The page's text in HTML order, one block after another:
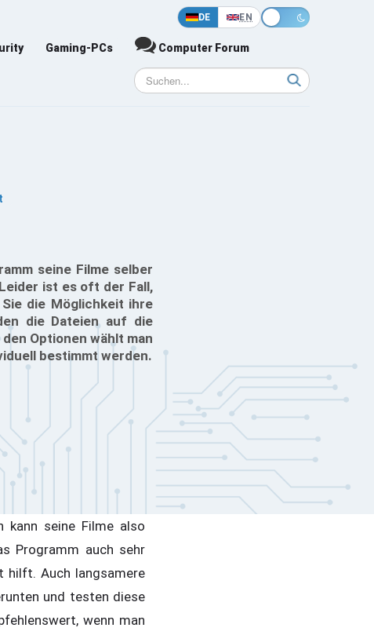
DE EN
Gaming-PCs Computer Forum
seine Filme selber
ist es oft der Fall,
die Möglichkeit ihre
die Dateien auf die
Optionen wählt man
bestimmt werden.
kann seine Filme also
Programm auch sehr
Auch langsamere
und testen diese
wenn man